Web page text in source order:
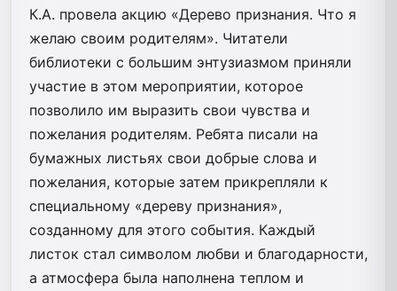
К.А. провела акцию «Дерево признания. Что я
желаю своим родителям». Читатели
библиотеки с большим энтузиазмом приняли
участие в этом мероприятии, которое
позволило им выразить свои чувства и
пожелания родителям. Ребята писали на
бумажных листьях свои добрые слова и
пожелания, которые затем прикрепляли к
специальному «дереву признания»,
созданному для этого события. Каждый
листок стал символом любви и благодарности,
а атмосфера была наполнена теплом и